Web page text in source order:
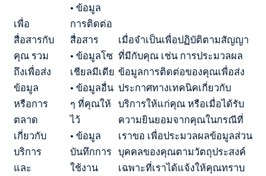
เพื่อ
สื่อสารกับ
คุณ รวม
ถึงเพื่อส่ง
ข้อมูล
หรือการ
ตลาด
เกี่ยวกับ
บริการ
และ
• ข้อมูล
การติดต่อ
สื่อสาร
• ข้อมูลโซ
เชียลมีเดีย
• ข้อมูลอื่น
ๆ ที่คุณให้
ไว้
• ข้อมูล
บันทึกการ
ใช้งาน
เมื่อจำเป็นเพื่อปฏิบัติตามสัญญา
ที่มีกับคุณ เช่น การประมวลผล
ข้อมูลการติดต่อของคุณเพื่อส่ง
ประกาศทางเทคนิคเกี่ยวกับ
บริการให้แก่คุณ หรือเมื่อได้รับ
ความยินยอมจากคุณในกรณีที่
เราขอ เพื่อประมวลผลข้อมูลส่วน
บุคคลของคุณตามวัตถุประสงค์
เฉพาะที่เราได้แจ้งให้คุณทราบ